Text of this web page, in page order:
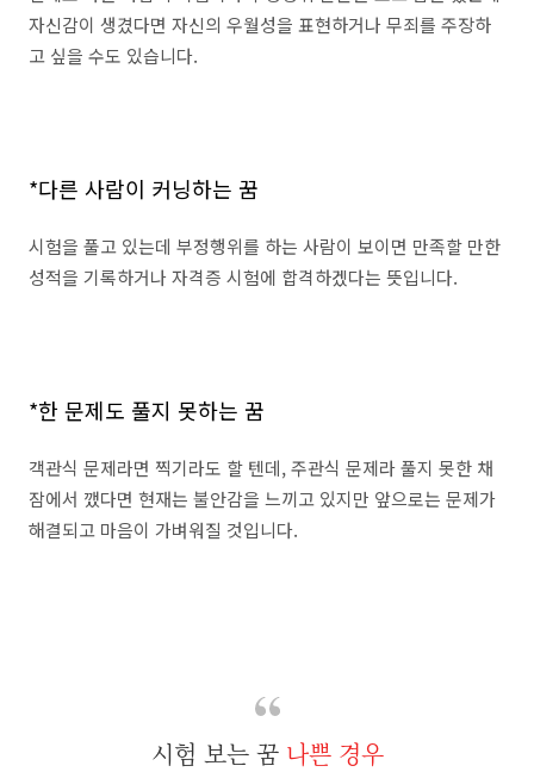
자신감이 생겼다면 자신의 우월성을 표현하거나 무죄를 주장하
고 싶을 수도 있습니다.
*다른 사람이 커닝하는 꿈
시험을 풀고 있는데 부정행위를 하는 사람이 보이면 만족할 만한
성적을 기록하거나 자격증 시험에 합격하겠다는 뜻입니다.
*한 문제도 풀지 못하는 꿈
객관식 문제라면 찍기라도 할 텐데, 주관식 문제라 풀지 못한 채
잠에서 깼다면 현재는 불안감을 느끼고 있지만 앞으로는 문제가
해결되고 마음이 가벼워질 것입니다.
시험 보는 꿈 나쁜 경우